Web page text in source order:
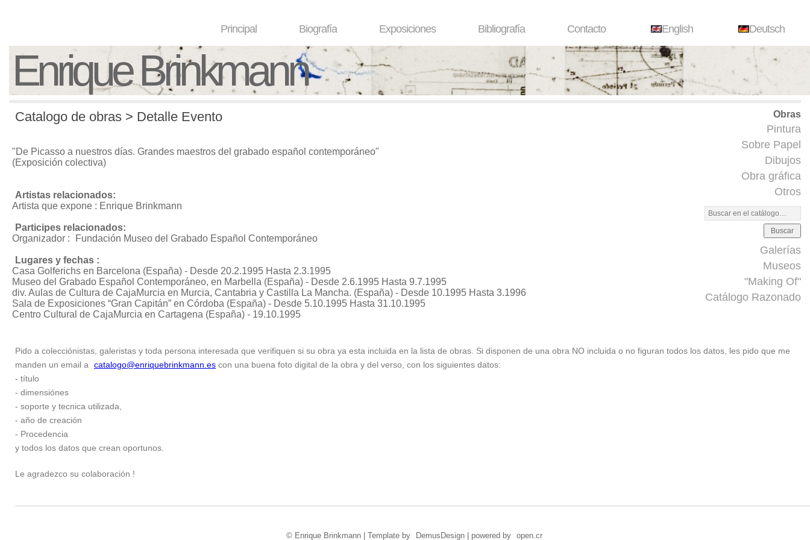
Principal Biografía Exposiciones Bibliografía Contacto English Deutsch
Enrique Brinkmann
Obras
Pintura
Sobre Papel
Dibujos
Obra gráfica
Otros
Buscar
Galerías
Museos
"Making Of"
Catálogo Razonado
Catalogo de obras > Detalle Evento
"De Picasso a nuestros días. Grandes maestros del grabado español contemporáneo"
(Exposición colectiva)
Artistas relacionados:
Artista que expone : Enrique Brinkmann
Participes relacionados:
Organizador :
Fundación Museo del Grabado Español Contemporáneo
Lugares y fechas :
Casa Golferichs en Barcelona (España) - Desde 20.2.1995 Hasta 2.3.1995
Museo del Grabado Español Contemporáneo, en Marbella (España) - Desde 2.6.1995 Hasta 9.7.1995
div. Aulas de Cultura de CajaMurcia en Murcia, Cantabria y Castilla La Mancha. (España) - Desde 10.1995 Hasta 3.1996
Sala de Exposiciones “Gran Capitán” en Córdoba (España) - Desde 5.10.1995 Hasta 31.10.1995
Centro Cultural de CajaMurcia en Cartagena (España) - 19.10.1995
Pido a colecciónistas, galeristas y toda persona interesada que verifiquen si su obra ya esta incluida en la lista de obras. Si disponen de una obra NO incluida o no figuran todos los datos, les pido que me
manden un email a
catalogo@enriquebrinkmann.es con una buena foto digital de la obra y del verso, con los siguientes datos:
- título
- dimensiónes
- soporte y tecnica utilizada,
- año de creación
- Procedencia
y todos los datos que crean oportunos.
Le agradezco su colaboración !
© Enrique Brinkmann | Template by DemusDesign| powered by open.cr